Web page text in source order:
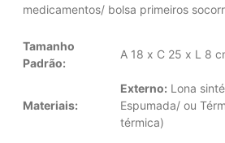
medicamentos/ bolsa primeiros
Tamanho
Padrão:
A 18 x C 25 x L 8
Materiais:
Externo: Lona
Espumada/ ou
térmica)